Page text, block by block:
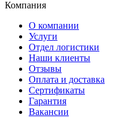
Компания
О компании
Услуги
Отдел логистики
Наши клиенты
Отзывы
Оплата и доставка
Сертификаты
Гарантия
Вакансии